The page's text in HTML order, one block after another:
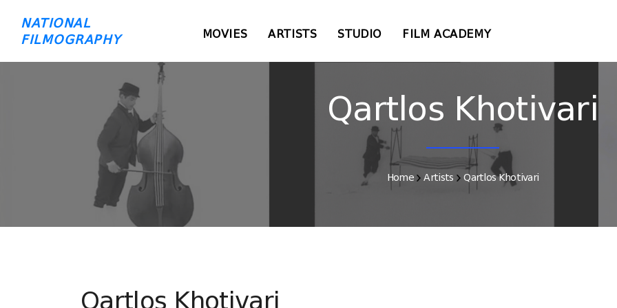
NATIONAL
FILMOGRAPHY
MOVIES ARTISTS STUDIO FILM ACADEMY
Qartlos Khotivari
Home Artists Qartlos Khotivari
Qartlos Khotivari